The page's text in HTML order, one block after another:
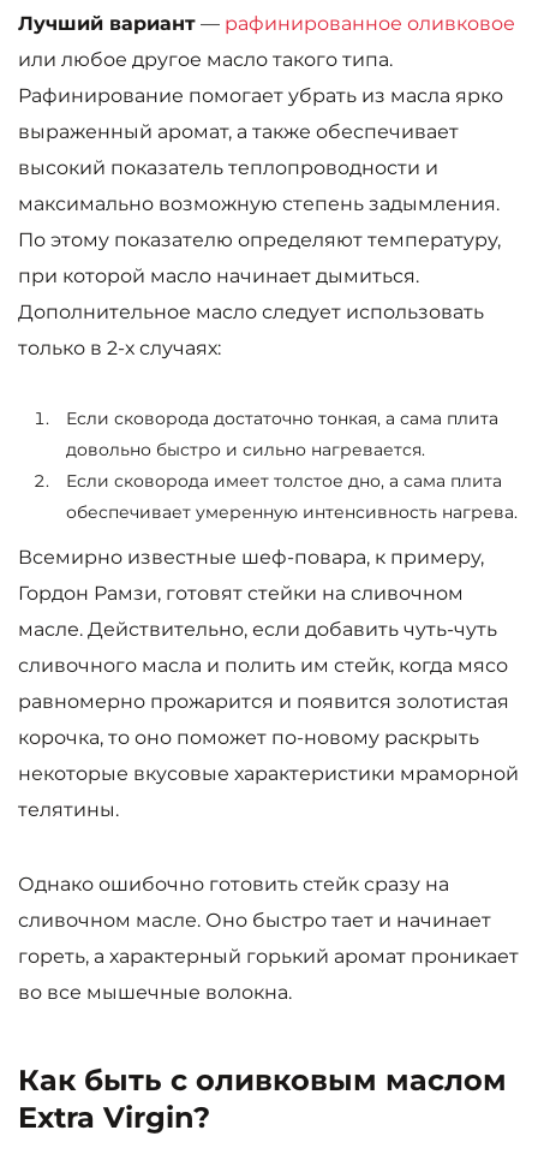
Лучший вариант — рафинированное оливковое
или любое другое масло такого типа.
Рафинирование помогает убрать из масла ярко
выраженный аромат, а также обеспечивает
высокий показатель теплопроводности и
максимально возможную степень задымления.
По этому показателю определяют температуру,
при которой масло начинает дымиться.
Дополнительное масло следует использовать
только в 2-х случаях:
Если сковорода достаточно тонкая, а сама плита
довольно быстро и сильно нагревается.
Если сковорода имеет толстое дно, а сама плита
обеспечивает умеренную интенсивность нагрева.
Всемирно известные шеф-повара, к примеру,
Гордон Рамзи, готовят стейки на сливочном
масле. Действительно, если добавить чуть-чуть
сливочного масла и полить им стейк, когда мясо
равномерно прожарится и появится золотистая
корочка, то оно поможет по-новому раскрыть
некоторые вкусовые характеристики мраморной
телятины.
Однако ошибочно готовить стейк сразу на
сливочном масле. Оно быстро тает и начинает
гореть, а характерный горький аромат проникает
во все мышечные волокна.
Как быть с оливковым маслом
Extra Virgin?